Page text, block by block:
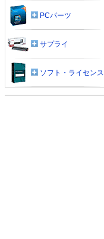
PCパーツ
サプライ
ソフト・ライセンス